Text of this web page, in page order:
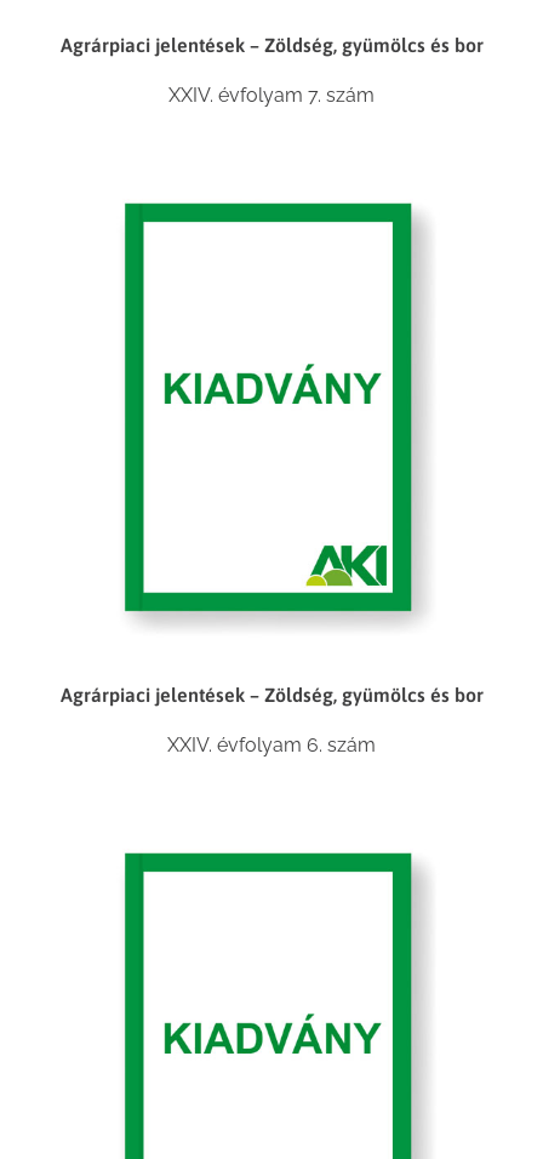
Agrárpiaci jelentések – Zöldség, gyümölcs és bor
XXIV. évfolyam 7. szám
Agrárpiaci jelentések – Zöldség, gyümölcs és bor
XXIV. évfolyam 6. szám